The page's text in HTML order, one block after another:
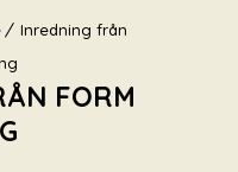
Inredning från
FORM